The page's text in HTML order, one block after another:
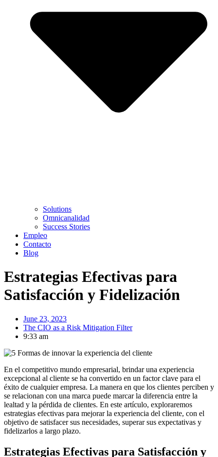
Solutions
Omnicanalidad
Success Stories
Empleo
Contacto
Blog
Estrategias Efectivas para
Satisfacción y Fidelización
June 23, 2023
The CIO as a Risk Mitigation Filter
9:33 am
En el competitivo mundo empresarial, brindar una experiencia
excepcional al cliente se ha convertido en un factor clave para el
éxito de cualquier empresa. La manera en que los clientes perciben y
se relacionan con una marca puede marcar la diferencia entre la
lealtad y la pérdida de clientes. En este artículo, exploraremos
estrategias efectivas para mejorar la experiencia del cliente, con el
objetivo de satisfacer sus necesidades, superar sus expectativas y
fidelizarlos a largo plazo.
Estrategias Efectivas para Satisfacción y